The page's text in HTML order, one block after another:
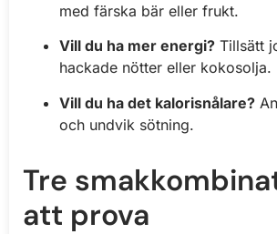
med färska bär eller frukt.
Vill du ha mer energi? Tillsätt
hackade nötter eller kokosolja.
Vill du ha det kalorisnålare?
och undvik sötning.
Tre
att prova